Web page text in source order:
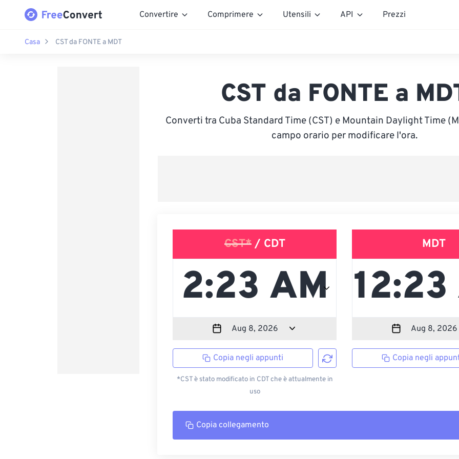
Convertire Comprimere Utensili API Prezzi
Casa CST da FONTE a MDT
CST da FONTE a
Converti tra Cuba Standard Time (CST) e Mountain Daylight Time
campo orario per modificare l'ora.
CST*/ CDT
Copia negli appunti
*CST è stato modificato in CDT che è attualmente in
uso
MDT
Copia negli
Copia collegamento